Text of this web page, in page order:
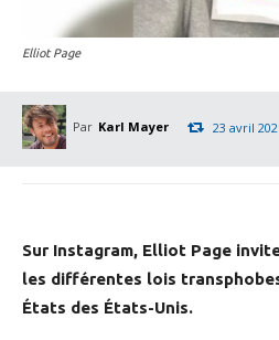
Elliot Page
Par Karl Mayer 23 avril
Sur Instagram, Elliot Page
les différentes lois
États des États-Unis.